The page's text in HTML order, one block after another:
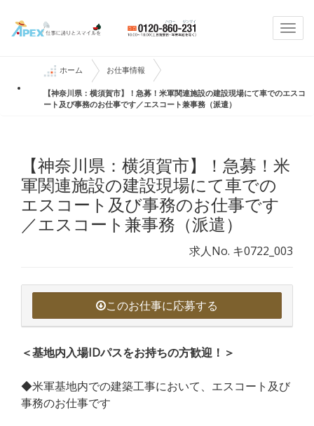
ホーム お仕事情報
【神奈川県：横須賀市】！急募！米軍関連施設の建設現場にて車でのエスコ
ート及び事務のお仕事です／エスコート兼事務（派遣）
【神奈川県：横須賀市】！急募！米
軍関連施設の建設現場にて車での
エスコート及び事務のお仕事です
／エスコート兼事務（派遣）
求人No. キ0722_003
このお仕事に応募する
＜基地内入場IDパスをお持ちの方歓迎！＞
◆米軍基地内での建築工事において、エスコート及び
事務のお仕事です